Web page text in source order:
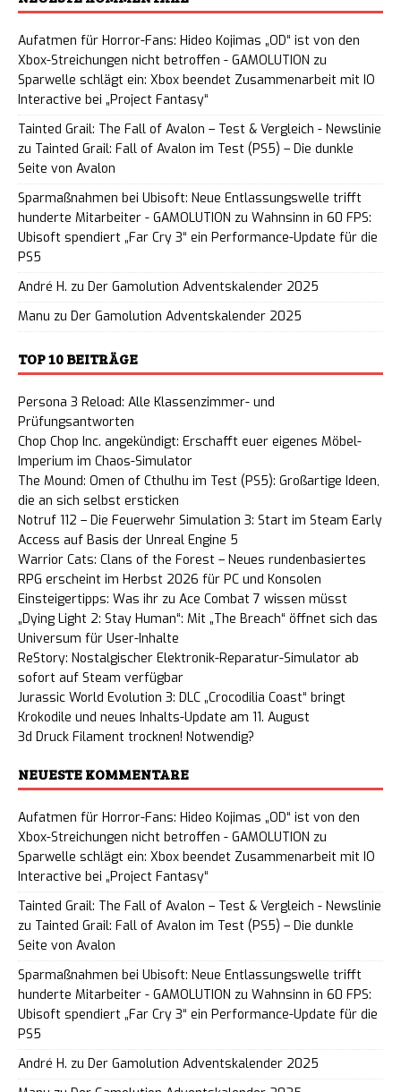
Aufatmen für Horror-Fans: Hideo Kojimas „OD“ ist von den
Xbox-Streichungen nicht betroffen - GAMOLUTION zu
Sparwelle schlägt ein: Xbox beendet Zusammenarbeit mit IO
Interactive bei „Project Fantasy“
Tainted Grail: The Fall of Avalon – Test & Vergleich - Newslinie
zu Tainted Grail: Fall of Avalon im Test (PS5) – Die dunkle
Seite von Avalon
Sparmaßnahmen bei Ubisoft: Neue Entlassungswelle trifft
hunderte Mitarbeiter - GAMOLUTION zu Wahnsinn in 60 FPS:
Ubisoft spendiert „Far Cry 3“ ein Performance-Update für die
PS5
André H. zu Der Gamolution Adventskalender 2025
Manu zu Der Gamolution Adventskalender 2025
TOP 10 BEITRÄGE
Persona 3 Reload: Alle Klassenzimmer- und
Prüfungsantworten
Chop Chop Inc. angekündigt: Erschafft euer eigenes Möbel-
Imperium im Chaos-Simulator
The Mound: Omen of Cthulhu im Test (PS5): Großartige Ideen,
die an sich selbst ersticken
Notruf 112 – Die Feuerwehr Simulation 3: Start im Steam Early
Access auf Basis der Unreal Engine 5
Warrior Cats: Clans of the Forest – Neues rundenbasiertes
RPG erscheint im Herbst 2026 für PC und Konsolen
Einsteigertipps: Was ihr zu Ace Combat 7 wissen müsst
„Dying Light 2: Stay Human“: Mit „The Breach“ öffnet sich das
Universum für User-Inhalte
ReStory: Nostalgischer Elektronik-Reparatur-Simulator ab
sofort auf Steam verfügbar
Jurassic World Evolution 3: DLC „Crocodilia Coast“ bringt
Krokodile und neues Inhalts-Update am 11. August
3d Druck Filament trocknen! Notwendig?
NEUESTE KOMMENTARE
Aufatmen für Horror-Fans: Hideo Kojimas „OD“ ist von den
Xbox-Streichungen nicht betroffen - GAMOLUTION zu
Sparwelle schlägt ein: Xbox beendet Zusammenarbeit mit IO
Interactive bei „Project Fantasy“
Tainted Grail: The Fall of Avalon – Test & Vergleich - Newslinie
zu Tainted Grail: Fall of Avalon im Test (PS5) – Die dunkle
Seite von Avalon
Sparmaßnahmen bei Ubisoft: Neue Entlassungswelle trifft
hunderte Mitarbeiter - GAMOLUTION zu Wahnsinn in 60 FPS:
Ubisoft spendiert „Far Cry 3“ ein Performance-Update für die
PS5
André H. zu Der Gamolution Adventskalender 2025